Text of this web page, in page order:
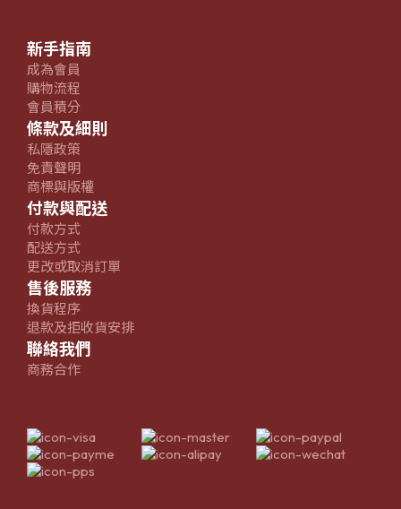
新手指南
成為會員
購物流程
會員積分
條款及細則
私隱政策
免責聲明
商標與版權
付款與配送
付款方式
配送方式
更改或取消訂單
售後服務
換貨程序
退款及拒收貨安排
聯絡我們
商務合作